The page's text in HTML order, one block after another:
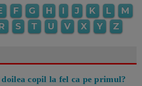
F G H I J K L
M
S T U V X Y Z
copil la fel ca pe primul?